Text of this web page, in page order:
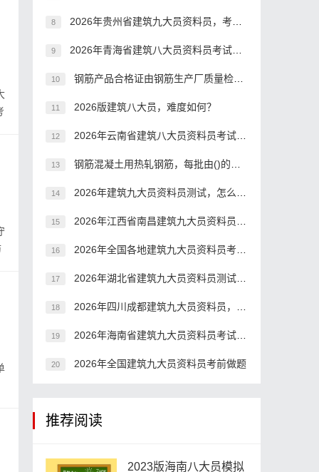
8 2026年贵州省建筑九大员资料员，考点分析
9 2026年青海省建筑八大员资料员考试题型
10 钢筋产品合格证由钢筋生产厂质量检验部门提供。
11 2026版建筑八大员，难度如何？
12 2026年云南省建筑八大员资料员考试题库
13 钢筋混凝土用热轧钢筋，每批由()的钢筋６０Ｔ为一个检验批。
14 2026年建筑九大员资料员测试，怎么考才能过？
15 2026年江西省南昌建筑九大员资料员模拟题
16 2026年全国各地建筑九大员资料员考核，适用范围有哪些？
17 2026年湖北省建筑九大员资料员测试，你考过了吗？
18 2026年四川成都建筑九大员资料员，应该怎么考？
19 2026年海南省建筑九大员资料员考试模拟真题
20 2026年全国建筑九大员资料员考前做题
推荐阅读
2023版海南八大员模拟